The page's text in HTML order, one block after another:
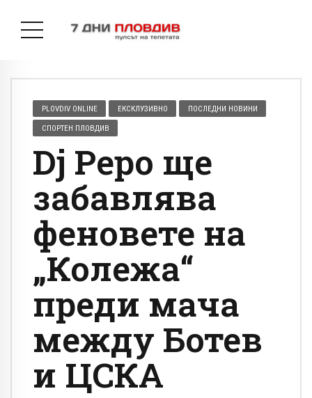
PLOVDIV ONLINE ЕКСКЛУЗИВНО ПОСЛЕДНИ НОВИНИ
СПОРТЕН ПЛОВДИВ
Dj Pepo ще
забавлява
феновете на
„Колежа“
преди мача
между Ботев
и ЦСКА